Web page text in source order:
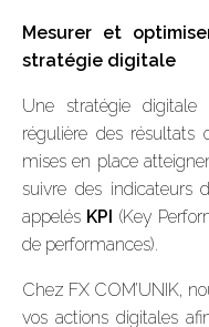
Mesurer et
stratégie digitale
Une stratégie digitale
régulière des résultats
mises en place
suivre des indicateurs
appelés KPI (Key
de performances).
Chez FX COM’UNIK,
vos actions digitales